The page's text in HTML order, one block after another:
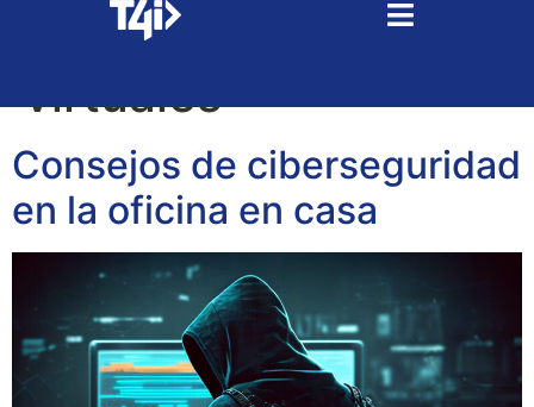
Tag:crímenes
virtuales
Consejos de ciberseguridad
en la oficina en casa